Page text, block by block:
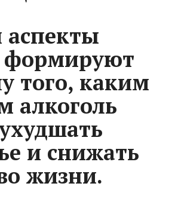
аспекты
формируют
того, каким
алкоголь
и снижать
жизни.